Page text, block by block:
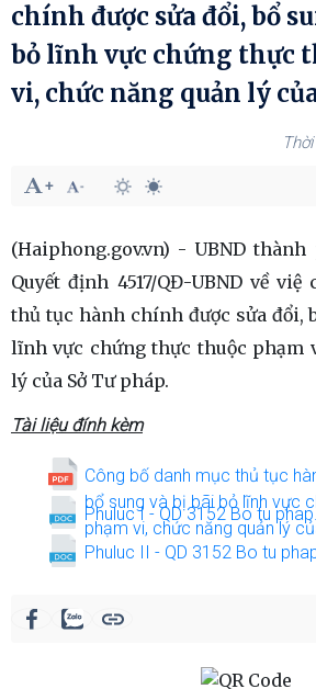
chính được sửa đổi, bổ
bỏ lĩnh vực chứng thực
vi, chức năng quản lý
(Haiphong.gov.vn) - UBND
Quyết định 4517/QĐ-UBND về
thủ tục hành chính được sửa đổi,
lĩnh vực chứng thực thuộc phạm
lý của Sở Tư pháp.
Tài liệu đính kèm
Công bố danh mục thủ tục
bổ sung và bị bãi bỏ lĩnh vực
phạm vi, chức năng quản lý
Phuluc I - QD 3152 Bo tu
Phuluc II - QD 3152 Bo tu